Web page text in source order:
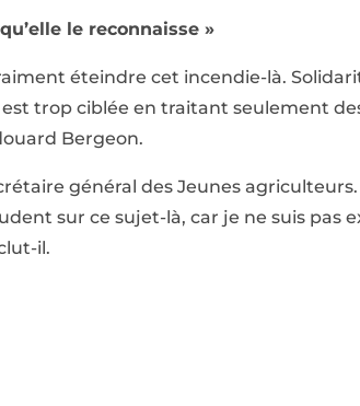
le reconnaisse »
éteindre cet incendie-là.
trop ciblée en traitant seulement
Bergeon.
général des Jeunes agriculteurs.
sur ce sujet-là, car je ne suis pas
il.